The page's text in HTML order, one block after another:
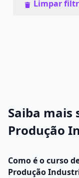
Limpar
Saiba mais
Produção
Como é o curso
Produção